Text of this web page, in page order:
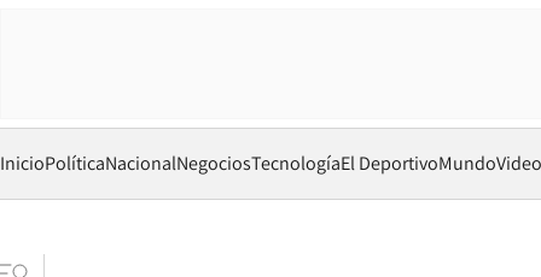
InicioPolíticaNacionalNegociosTecnologíaEl DeportivoMundo